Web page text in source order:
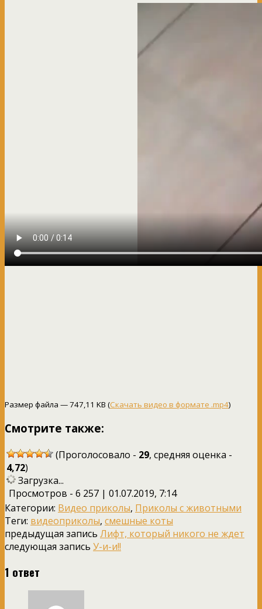
Размер файла — 747,11 KB (Скачать видео в формате .mp4)
Смотрите также:
(Проголосовало - 29, средняя оценка -
4,72)
Загрузка...
Просмотров - 6 257 | 01.07.2019, 7:14
Категории: Видео приколы, Приколы с животными
Теги: видеоприколы, смешные коты
предыдущая запись Лифт, который никого не ждет
следующая запись У-и-и!!
1 ответ